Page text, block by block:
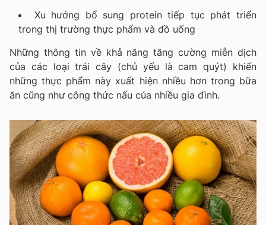
Xu hướng bổ sung protein tiếp tục phát triển
trong thị trường thực phẩm và đồ uống
Những thông tin về khả năng tăng cường miễn dịch
của các loại trái cây (chủ yếu là cam quýt) khiến
những thực phẩm này xuất hiện nhiều hơn trong bữa
ăn cũng như công thức nấu của nhiều gia đình.